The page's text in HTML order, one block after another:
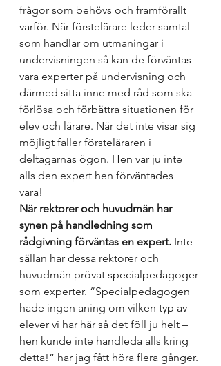
frågor som behövs och framförallt
varför. När förstelärare leder samtal
som handlar om utmaningar i
undervisningen så kan de förväntas
vara experter på undervisning och
därmed sitta inne med råd som ska
förlösa och förbättra situationen för
elev och lärare. När det inte visar sig
möjligt faller försteläraren i
deltagarnas ögon. Hen var ju inte
alls den expert hen förväntades
vara!
När rektorer och huvudmän har
synen på handledning som
rådgivning förväntas en expert. Inte
sällan har dessa rektorer och
huvudmän prövat specialpedagoger
som experter. “Specialpedagogen
hade ingen aning om vilken typ av
elever vi har här så det föll ju helt –
hen kunde inte handleda alls kring
detta!” har jag fått höra flera gånger.